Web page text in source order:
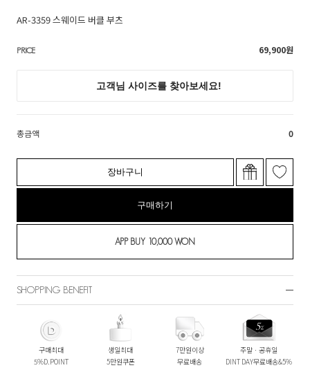
AR-3359 스웨이드 버클 부츠
PRICE 69,900원
총금액 0
장바구니
구매하기
SHOPPING BENEFIT
구매최대
5%D.POINT
생일최대
5만원쿠폰
7만원이상
무료배송
주말ㆍ공휴일
DINT DAY무료배송&5%